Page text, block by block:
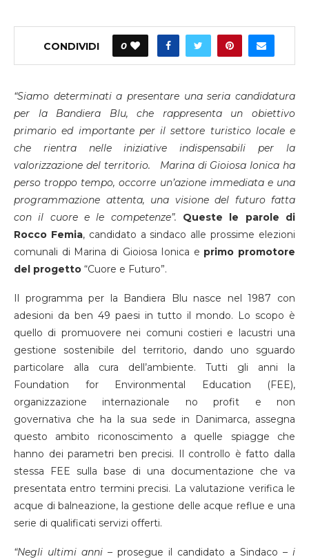
CONDIVIDI 0
“Siamo determinati a presentare una seria candidatura
per la Bandiera Blu, che rappresenta un obiettivo
primario ed importante per il settore turistico locale e
che rientra nelle iniziative indispensabili per la
valorizzazione del territorio. Marina di Gioiosa Ionica ha
perso troppo tempo, occorre un’azione immediata e una
programmazione attenta, una visione del futuro fatta
con il cuore e le competenze”. Queste le parole di
Rocco Femia, candidato a sindaco alle prossime elezioni
comunali di Marina di Gioiosa Ionica e primo promotore
del progetto “Cuore e Futuro”.
Il programma per la Bandiera Blu nasce nel 1987 con
adesioni da ben 49 paesi in tutto il mondo. Lo scopo è
quello di promuovere nei comuni costieri e lacustri una
gestione sostenibile del territorio, dando uno sguardo
particolare alla cura dell’ambiente. Tutti gli anni la
Foundation for Environmental Education (FEE),
organizzazione internazionale no profit e non
governativa che ha la sua sede in Danimarca, assegna
questo ambito riconoscimento a quelle spiagge che
hanno dei parametri ben precisi. Il controllo è fatto dalla
stessa FEE sulla base di una documentazione che va
presentata entro termini precisi. La valutazione verifica le
acque di balneazione, la gestione delle acque reflue e una
serie di qualificati servizi offerti.
“Negli ultimi anni – prosegue il candidato a Sindaco – i